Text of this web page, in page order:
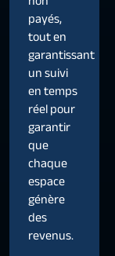
payés,
tout en
garantissant
un suivi
en temps
réel pour
garantir
que
chaque
espace
génère
des
revenus.